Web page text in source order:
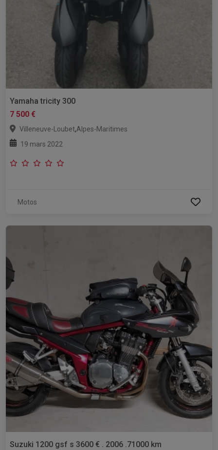
Yamaha tricity 300
7 500 €
Villeneuve-Loubet,Alpes-Maritimes
19 mars 2022
Motos
Suzuki 1200 gsf s 3600 € . 2006 .71000 km